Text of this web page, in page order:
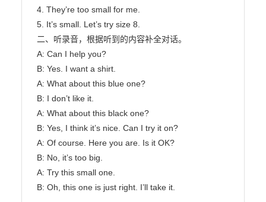
4. They’re too small for me.
5. It’s small. Let’s try size 8.
二、听录音，根据听到的内容补全对话。
A: Can I help you?
B: Yes. I want a shirt.
A: What about this blue one?
B: I don’t like it.
A: What about this black one?
B: Yes, I think it’s nice. Can I try it on?
A: Of course. Here you are. Is it OK?
B: No, it’s too big.
A: Try this small one.